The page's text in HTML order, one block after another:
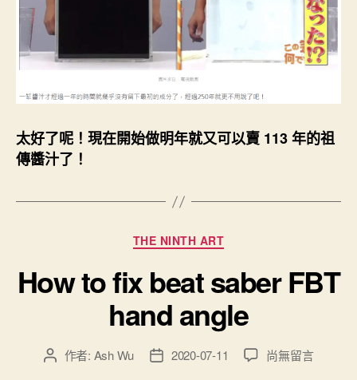
太好了呢！現在開始做明年就又可以賣 113 年的祖
傳醬汁了！
分
類
THE NINTH ART
How to fix beat saber FBT
hand angle
文 作者: Ash Wu
文 2020-07-11
在
尚無留言